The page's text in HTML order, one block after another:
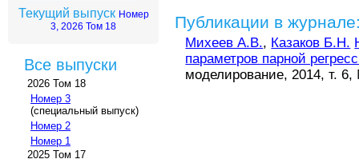
Текущий выпуск Номер
3, 2026 Том 18
Все выпуски
2026 Том 18
Номер 3
(специальный выпуск)
Номер 2
Номер 1
2025 Том 17
Публикации в
Михеев А.В., Казаков Б.Н.
параметров парной
моделирование, 2014, т.